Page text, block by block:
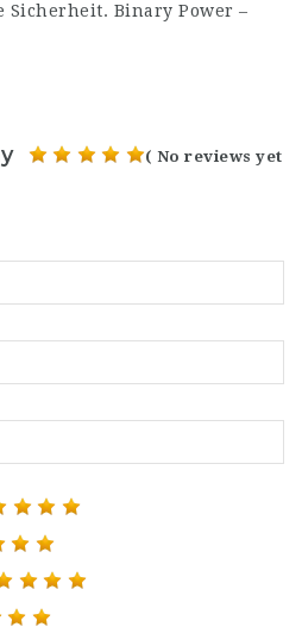
Binary Power –
( No reviews yet